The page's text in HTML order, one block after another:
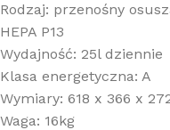
Rodzaj: przenośny
HEPA P13
Wydajność: 25l dziennie
Klasa energetyczna: A
Wymiary: 618 x 366 x
Waga: 16kg